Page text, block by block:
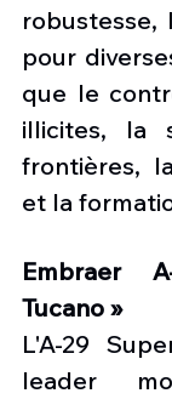
robustesse,
pour
que le
illicites, la
frontières,
et la
Embraer
Tucano »
L'A-29
leader